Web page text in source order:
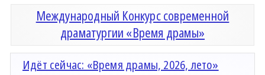
Международный Конкурс современной
драматургии «Время драмы»
Идёт сейчас: «Время драмы, 2026, лето»